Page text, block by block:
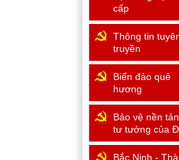
cấp
Thông tin
truyền
Biển đảo quê
hương
Bảo vệ nền
tư tưởng của
Bắc Ninh -